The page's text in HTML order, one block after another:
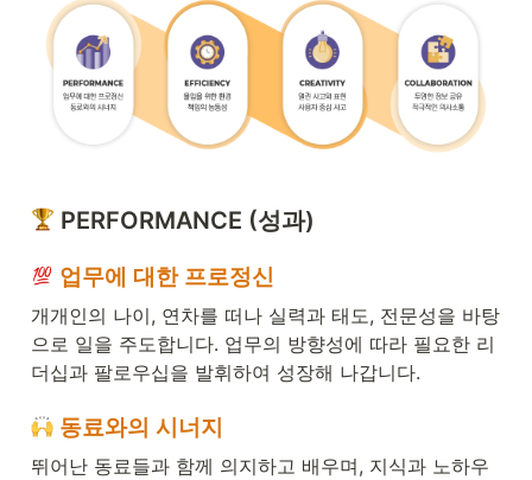
PERFORMANCE (성과)
업무에 대한 프로정신
개개인의 나이, 연차를 떠나 실력과 태도, 전문성을 바탕
으로 일을 주도합니다. 업무의 방향성에 따라 필요한 리
더십과 팔로우십을 발휘하여 성장해 나갑니다.
동료와의 시너지
뛰어난 동료들과 함께 의지하고 배우며, 지식과 노하우